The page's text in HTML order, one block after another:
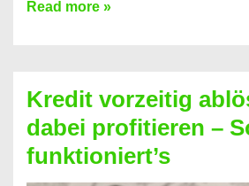
Ganz
Kredit
berechnen
–
Mit
Read more »
Kredit vorzeitig
dabei profitieren –
funktioniert’s